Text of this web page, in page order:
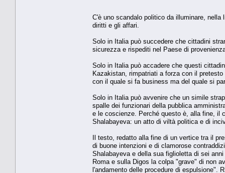
C'è uno scandalo politico da illuminare,
diritti e gli affari.
Solo in Italia può succedere che cittadini
sicurezza e rispediti nel Paese di
Solo in Italia può accadere che questi
Kazakistan, rimpatriati a forza con il
con il quale si fa business ma del quale si
Solo in Italia può avvenire che un simile
spalle dei funzionari della pubblica
e le coscienze. Perché questo è, alla fine, il
Shalabayeva: un atto di viltà politica e di
Il testo, redatto alla fine di un vertice tra il
di buone intenzioni e di clamorose
Shalabayeva e della sua figlioletta di sei
Roma e sulla Digos la colpa "grave" di non
l'andamento delle procedure di espulsione".